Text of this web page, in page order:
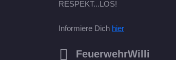
RESPEKT...LOS!
Informiere Dich hier
FeuerwehrWilli